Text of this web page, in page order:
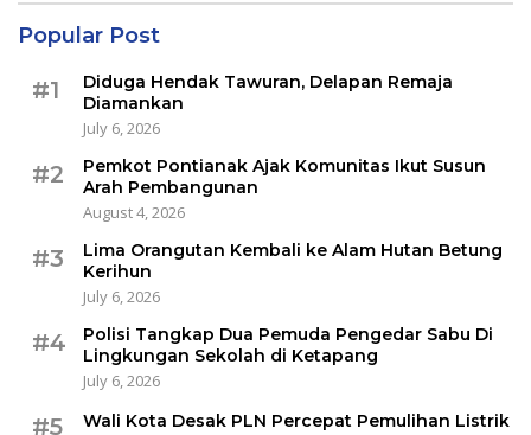
Popular Post
#1
Diduga Hendak Tawuran, Delapan Remaja
Diamankan
July 6, 2026
#2
Pemkot Pontianak Ajak Komunitas Ikut Susun
Arah Pembangunan
August 4, 2026
#3
Lima Orangutan Kembali ke Alam Hutan Betung
Kerihun
July 6, 2026
#4
Polisi Tangkap Dua Pemuda Pengedar Sabu Di
Lingkungan Sekolah di Ketapang
July 6, 2026
#5
Wali Kota Desak PLN Percepat Pemulihan Listrik